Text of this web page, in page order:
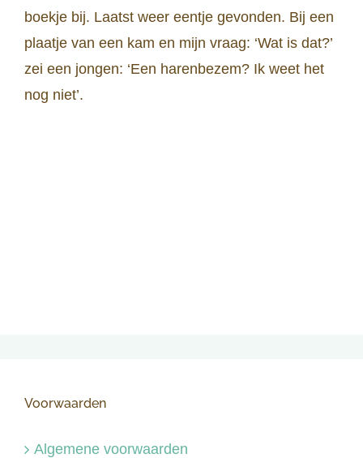
boekje bij. Laatst weer eentje gevonden. Bij een
plaatje van een kam en mijn vraag: ‘Wat is dat?’
zei een jongen: ‘Een harenbezem? Ik weet het
nog niet’.
Voorwaarden
Algemene voorwaarden